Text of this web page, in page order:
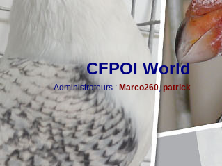
CFPOI World
Administrateurs : Marco260, patrick